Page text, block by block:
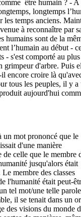
être humain ? - A
longtemps
les temps anciens.
à reconnaître par
humains sont de la
l’humain au début -
- s'est comporté au plus
grimpeur d'arbre. Puis
encore croire là
tous les peuples, il y a
aujourd'hui
mot prononcé que le
d'une manière
celle que le membre
jusqu'alors était
membre des classes
l'humanité était peut-
tel mot/une telle
il se tenait dans un
des visions du monde